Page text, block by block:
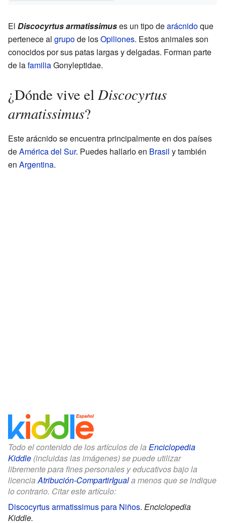
El Discocyrtus armatissimuses un tipo dearácnidoque
pertenece al grupode losOpiliones. Estos animales son
conocidos por sus patas largas y delgadas. Forman parte
de lafamiliaGonyleptidae.
¿Dónde vive elDiscocyrtus
armatissimus?
Este arácnido se encuentra principalmente en dos países
deAmérica del Sur. Puedes hallarlo en Brasil y también
en Argentina.
Todo el contenido de los artículos de la Enciclopedia
Kiddle (incluidas las imágenes) se puede utilizar
libremente para fines personales y educativos bajo la
licenciaAtribución-CompartirIguala menos que se indique
lo contrario. Citar este artículo:
Discocyrtus armatissimus para Niños. Enciclopedia
Kiddle.